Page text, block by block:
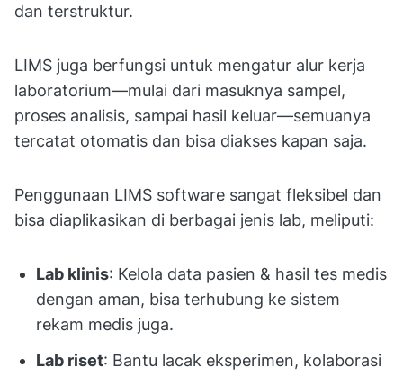
dan terstruktur.
LIMS juga berfungsi untuk mengatur alur kerja
laboratorium—mulai dari masuknya sampel,
proses analisis, sampai hasil keluar—semuanya
tercatat otomatis dan bisa diakses kapan saja.
Penggunaan LIMS software sangat fleksibel dan
bisa diaplikasikan di berbagai jenis lab, meliputi:
Lab klinis: Kelola data pasien & hasil tes medis
dengan aman, bisa terhubung ke sistem
rekam medis juga.
Lab riset: Bantu lacak eksperimen, kolaborasi